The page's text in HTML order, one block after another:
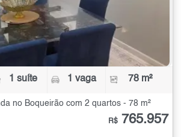
1 suíte 1 vaga 78 m²
no Boqueirão com 2 quartos - 78 m²
R$ 765.957